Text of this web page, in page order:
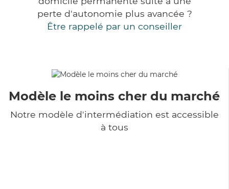
perte d'autonomie plus avancée ?
Être rappelé par un conseiller
Modèle le moins cher du marché
Notre modèle d'intermédiation est accessible
à tous